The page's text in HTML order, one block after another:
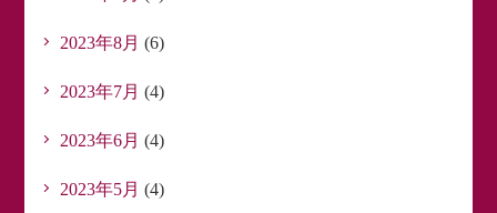
2023年8月 (6)
2023年7月 (4)
2023年6月 (4)
2023年5月 (4)